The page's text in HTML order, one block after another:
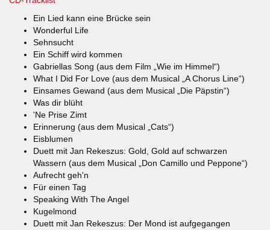
Ein Lied kann eine Brücke sein
Wonderful Life
Sehnsucht
Ein Schiff wird kommen
Gabriellas Song (aus dem Film „Wie im Himmel“)
What I Did For Love (aus dem Musical „A Chorus Line“)
Einsames Gewand (aus dem Musical „Die Päpstin“)
Was dir blüht
'Ne Prise Zimt
Erinnerung (aus dem Musical „Cats“)
Eisblumen
Duett mit Jan Rekeszus: Gold, Gold auf schwarzen
Wassern (aus dem Musical „Don Camillo und Peppone“)
Aufrecht geh'n
Für einen Tag
Speaking With The Angel
Kugelmond
Duett mit Jan Rekeszus: Der Mond ist aufgegangen